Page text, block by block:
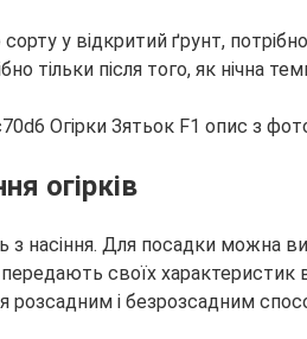
сорту у відкритий ґрунт,
тільки після того, як нічна
огірків
насіння. Для посадки можна
своїх
і безрозсадним